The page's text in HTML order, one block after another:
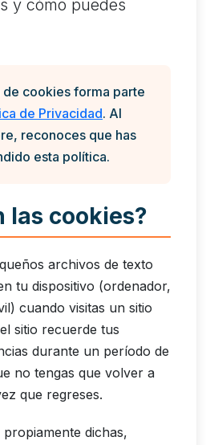
y cómo puedes
de cookies forma parte
de Privacidad. Al
reconoces que has
esta política.
las cookies?
archivos de texto
tu dispositivo (ordenador,
cuando visitas un sitio
sitio recuerde tus
durante un período de
no tengas que volver a
que regreses.
dichas,